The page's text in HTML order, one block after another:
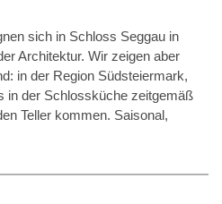
sich in Schloss Seggau in
Architektur. Wir zeigen aber
in der Region Südsteiermark,
in der Schlossküche zeitgemäß
Teller kommen. Saisonal,